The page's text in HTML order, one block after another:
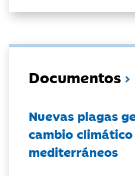
Documentos
Nuevas plagas
cambio
mediterráneos